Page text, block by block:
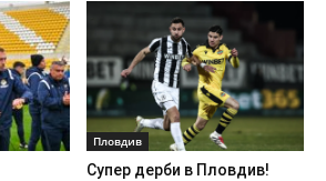
Пловдив
Супер дерби в Пловдив!